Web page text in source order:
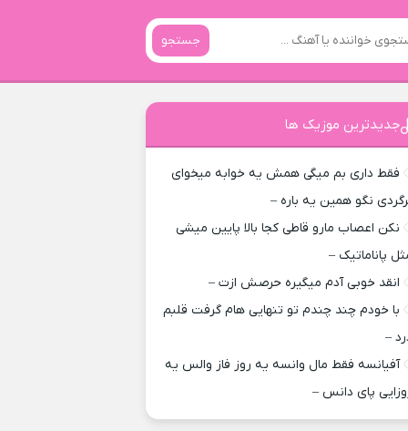
جستجو
جدیدترین موزیک ها
فقط داری بم میگی همش یه خوابه میخوای
نگو همین یه باره –
نکن اعصاب مارو قاطی کجا بالا پایین میشی
پاناماتیک –
انقد خوبی آدم میگیره حرصش ازت –
با خودم چند چندم تو تنهایی هام گرفت قلبم
–
آفیانسه فقط مال وانسه یه روز فاز والس یه
پای دانس –